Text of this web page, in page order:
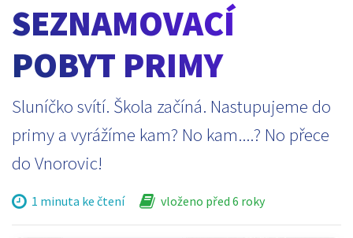
SEZNAMOVACÍ
POBYT PRIMY
Sluníčko svítí. Škola začíná. Nastupujeme do
primy a vyrážíme kam? No kam....? No přece
do Vnorovic!
1 minuta ke čtení vloženo před 6 roky